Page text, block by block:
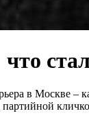
в Москве